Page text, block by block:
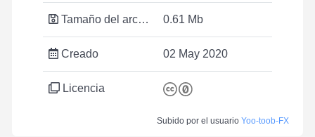
Tamaño del archivo 0.61 Mb
Creado 02 May 2020
Licencia
Subido por el usuario Yoo-toob-FX